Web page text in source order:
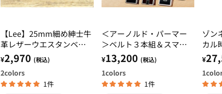
【Lee】25mm細め紳士牛
革レザーウエスタンベル
ト
¥2,970 (税込)
2colors
1件
＜アーノルド・パーマー
＞ベルト３本組＆スマホ
ポーチセット
¥13,200 (税込)
1colors
1件
ゾ
カル
¥
1